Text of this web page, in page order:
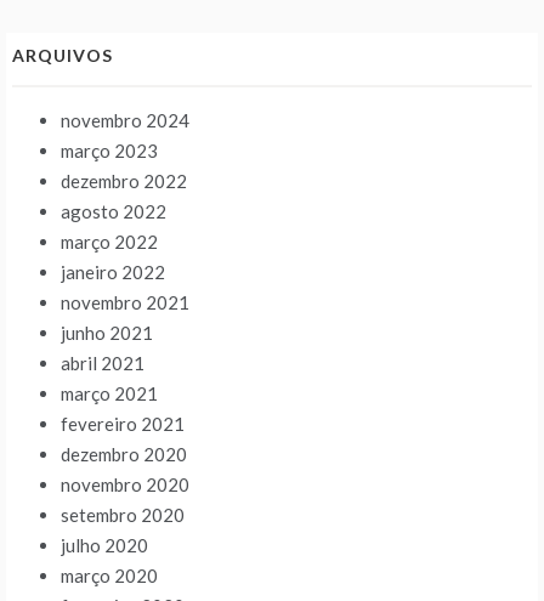
ARQUIVOS
novembro 2024
março 2023
dezembro 2022
agosto 2022
março 2022
janeiro 2022
novembro 2021
junho 2021
abril 2021
março 2021
fevereiro 2021
dezembro 2020
novembro 2020
setembro 2020
julho 2020
março 2020